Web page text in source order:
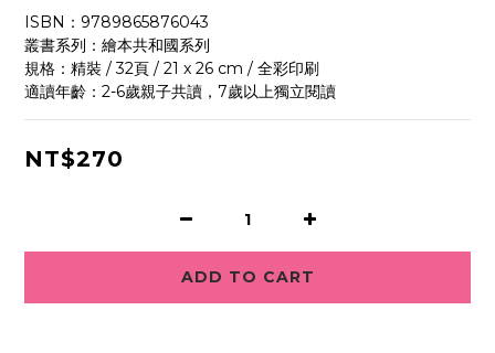
ISBN：9789865876043
叢書系列：繪本共和國系列
規格：精裝 / 32頁 / 21 x 26 cm / 全彩印刷
適讀年齡：2-6歲親子共讀，7歲以上獨立閱讀
NT$270
ADD TO CART